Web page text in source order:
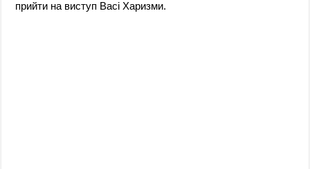
прийти на виступ Васі Харизми.